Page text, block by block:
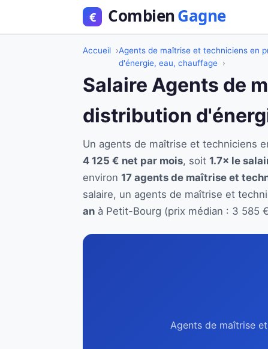
Accueil
Agents de maîtrise et techniciens en
d'énergie, eau, chauffage
Salaire Agents de
distribution
Un agents de maîtrise et techniciens
4 125 € net par mois, soit 1.7× le
environ 17 agents de maîtrise et
salaire, un agents de maîtrise et
an à Petit-Bourg (prix médian : 3 585
Agents de maîtrise